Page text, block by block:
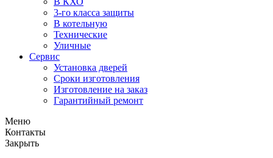
3-го класса защиты
В котельную
Технические
Уличные
Сервис
Установка дверей
Сроки изготовления
Изготовление на заказ
Гарантийный ремонт
Меню
Контакты
Закрыть